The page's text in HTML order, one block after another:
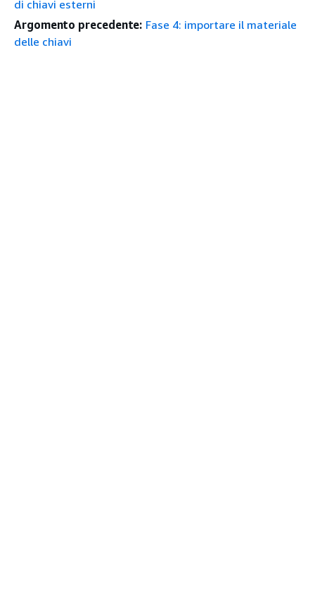
di chiavi esterni
Argomento precedente: Fase 4: importare il materiale
delle chiavi